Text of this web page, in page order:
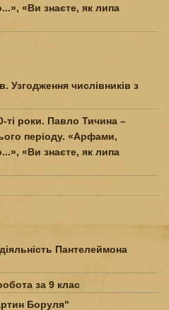
«Ви знаєте, як липа
Узгодження числівників з
ті роки. Павло Тичина –
періоду. «Арфами,
«Ви знаєте, як липа
Пантелеймона
за 9 клас
Боруля"